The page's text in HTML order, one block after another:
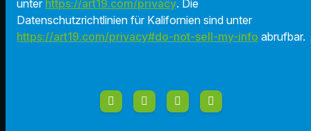
unter https://art19.com/privacy. Die
Datenschutzrichtlinien für Kalifornien sind unter
https://art19.com/privacy#do-not-sell-my-info abrufbar.